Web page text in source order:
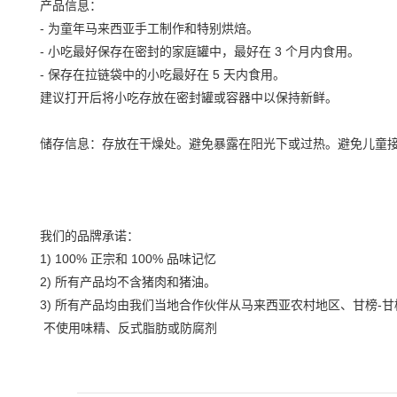
产品信息：
- 为童年马来西亚手工制作和特别烘焙。
- 小吃最好保存在密封的家庭罐中，最好在 3 个月内食用。
- 保存在拉链袋中的小吃最好在 5 天内食用。
建议打开后将小吃存放在密封罐或容器中以保持新鲜。
储存信息：存放在干燥处。避免暴露在阳光下或过热。避免儿童
我们的品牌承诺：
1) 100% 正宗和 100% 品味记忆
2) 所有产品均不含猪肉和猪油。
3) 所有产品均由我们当地合作伙伴从马来西亚农村地区、甘榜-甘
不使用味精、反式脂肪或防腐剂